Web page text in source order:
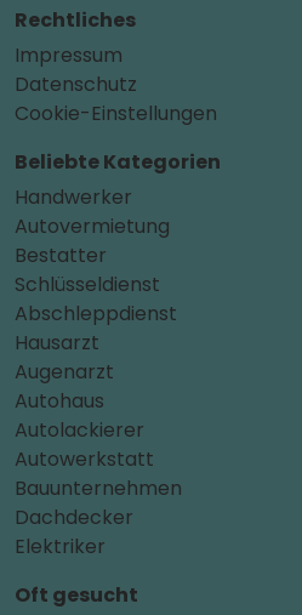
Rechtliches
Impressum
Datenschutz
Cookie-Einstellungen
Beliebte Kategorien
Handwerker
Autovermietung
Bestatter
Schlüsseldienst
Abschleppdienst
Hausarzt
Augenarzt
Autohaus
Autolackierer
Autowerkstatt
Bauunternehmen
Dachdecker
Elektriker
Oft gesucht